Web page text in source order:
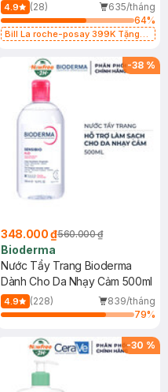
Kiềm Dầu 50ml
4.9 (28)
635/tháng
64%
Bill La roche-posay 399K Tặng
(SL có hạn)
-38 %
348.000 ₫560.000 ₫
Bioderma
Nước Tẩy Trang Bioderma
Dành Cho Da Nhạy Cảm 500ml
4.9 (228)
839/tháng
79%
-30 %